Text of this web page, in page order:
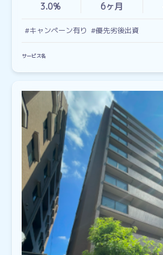
3.0% 6ヶ月
#キャンペーン有り #優先劣後出資
サービス名